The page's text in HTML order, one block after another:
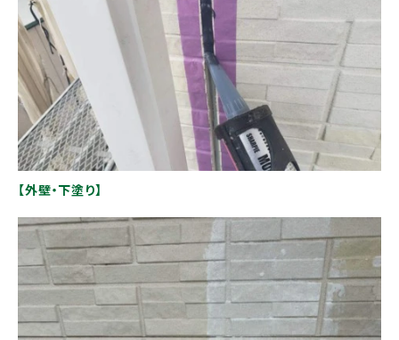
【外壁・下塗り】